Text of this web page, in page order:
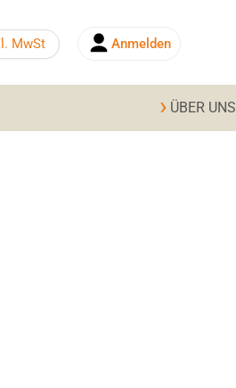
MwSt Anmelden
ÜBER UNS